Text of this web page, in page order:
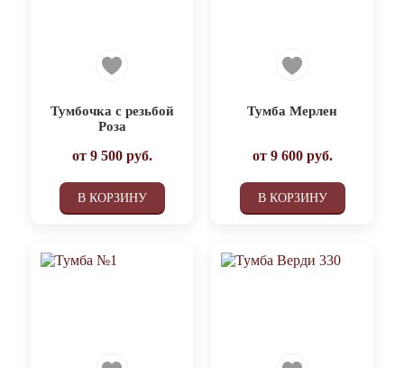
Тумбочка с резьбой
Роза
от 9 500руб.
В КОРЗИНУ
Тумба Мерлен
от 9 600руб.
В КОРЗИНУ